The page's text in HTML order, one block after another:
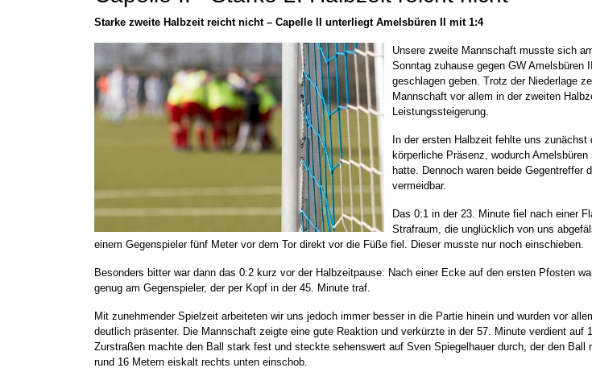
Starke zweite Halbzeit reicht nicht – Capelle II unterliegt Amelsbüren II mit 1:4
Unsere zweite Mannschaft musste sich
Sonntag zuhause gegen GW Amelsbüren
geschlagen geben. Trotz der Niederlage
Mannschaft vor allem in der zweiten
Leistungssteigerung.
In der ersten Halbzeit fehlte uns zunächst
körperliche Präsenz, wodurch
hatte. Dennoch waren beide Gegentreffer
vermeidbar.
Das 0:1 in der 23. Minute fiel nach einer
Strafraum, die unglücklich von uns
einem Gegenspieler fünf Meter vor dem Tor direkt vor die Füße fiel. Dieser musste nur noch einschieben.
Besonders bitter war dann das 0:2 kurz vor der Halbzeitpause: Nach einer Ecke auf den ersten Pfosten
genug am Gegenspieler, der per Kopf in der 45. Minute traf.
Mit zunehmender Spielzeit arbeiteten wir uns jedoch immer besser in die Partie hinein und wurden vor
deutlich präsenter. Die Mannschaft zeigte eine gute Reaktion und verkürzte in der 57. Minute verdient auf
Zurstraßen machte den Ball stark fest und steckte sehenswert auf Sven Spiegelhauer durch, der den Ball
rund 16 Metern eiskalt rechts unten einschob.